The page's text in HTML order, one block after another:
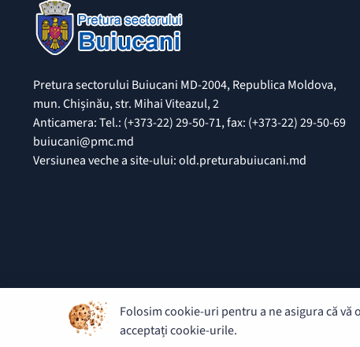
Pretura sectorului Buiucani MD-2004, Republica Moldova,
mun. Chișinău, str. Mihai Viteazul, 2
Anticamera: Tel.: (+373-22) 29-50-71, fax: (+373-22) 29-50-69
buiucani@pmc.md
Versiunea veche a site-ului: old.preturabuiucani.md
© 2026 Pretura Buiucani - Toate drepturile rezervate.
Folosim cookie-uri pentru a ne asigura că
acceptați cookie-urile.